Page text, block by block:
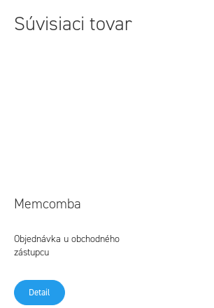
Súvisiaci tovar
Memcomba
Objednávka u obchodného
zástupcu
Detail